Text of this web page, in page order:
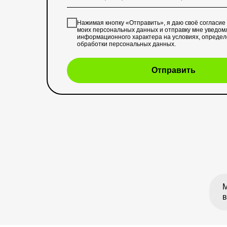
Нажимая кнопку «Отправить», я даю своё согласие
моих персональных данных и отправку мне
информационного характера на условиях,
обработки персональных данных
Отправить